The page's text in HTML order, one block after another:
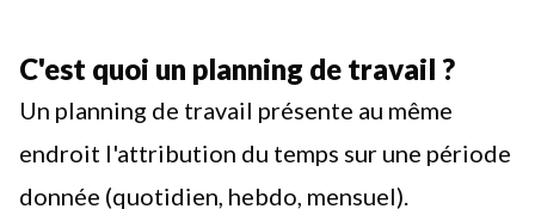
C'est quoi un planning de travail ?
Un planning de travail présente au même
endroit l'attribution du temps sur une période
donnée (quotidien, hebdo, mensuel).